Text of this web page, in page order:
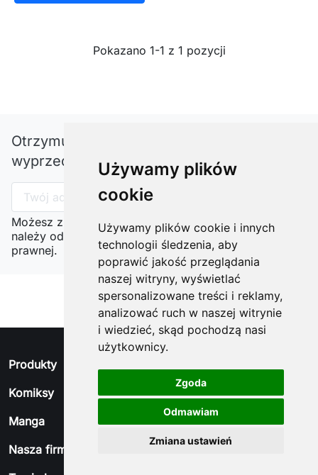
Używamy plików
cookie
Używamy plików cookie i innych
technologii śledzenia, aby
poprawić jakość przeglądania
naszej witryny, wyświetlać
spersonalizowane treści i reklamy,
analizować ruch w naszej witrynie
i wiedzieć, skąd pochodzą nasi
użytkownicy.
Zgoda
Odmawiam
Zmiana ustawień
Pokazano 1-1 z 1 pozycji
Otrzymuj informację o nowościach i
wyprzedażach
Możesz zrezygnować w każdej chwili. W tym celu
należy odnaleźć szczegóły w naszej informacji
prawnej.
Produkty
Komiksy
Manga
Nasza firma